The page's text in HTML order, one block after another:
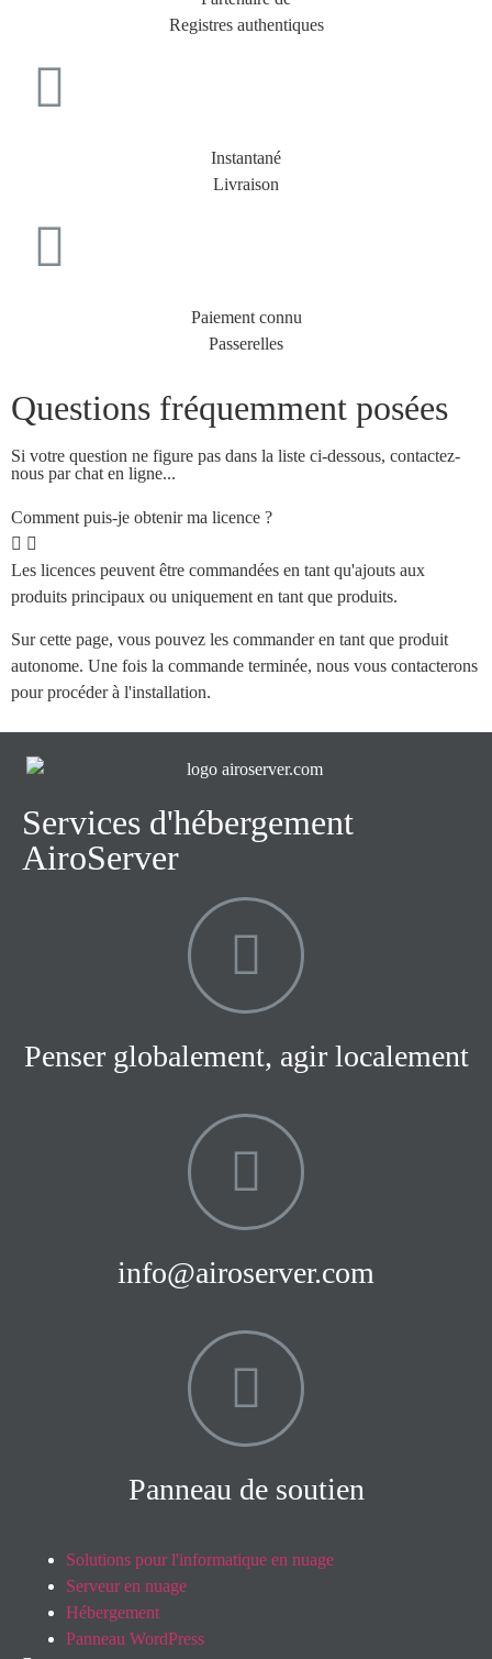
Registres authentiques
Instantané
Livraison
Paiement connu
Passerelles
Questions fréquemment posées
Si votre question ne figure pas dans la liste ci-dessous, contactez-
nous par chat en ligne...
Comment puis-je obtenir ma licence ?
Les licences peuvent être commandées en tant qu'ajouts aux
produits principaux ou uniquement en tant que produits.
Sur cette page, vous pouvez les commander en tant que produit
autonome. Une fois la commande terminée, nous vous contacterons
pour procéder à l'installation.
Services d'hébergement
AiroServer
Penser globalement, agir localement
info@airoserver.com
Panneau de soutien
Solutions pour l'informatique en nuage
Serveur en nuage
Hébergement
Panneau WordPress